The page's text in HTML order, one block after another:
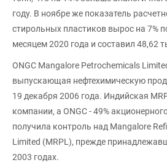
году. В ноябре же показатель
стирольных пластиков вырос на 7%
месяцем 2020 года и составил 48,62
ONGC Mangalore Petrochemicals
выпускающая нефтехимическую
19 декабря 2006 года. Индийская
компании, а ONGC - 49%
получила контроль над Mangalore
Limited (MRPL), прежде
2003 годах.